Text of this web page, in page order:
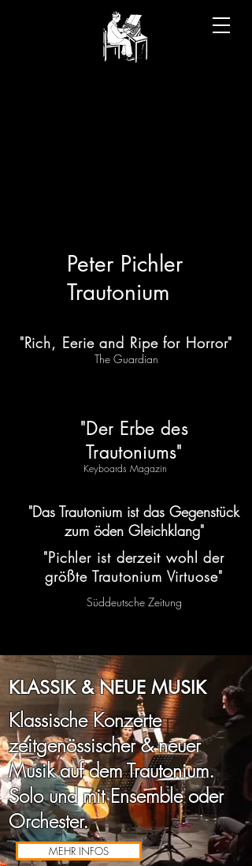
Peter Pichler
Trautonium
"Rich, Eerie and Ripe for Horror"
The Guardian
"Der Erbe des
Trautoniums"
Keyboards Magazin
"Das Trautonium ist das Gegenstück
zum öden Gleichklang"
"Pichler ist derzeit wohl der
größte Trautonium Virtuose"
Süddeutsche Zeitung
KLASSIK & NEUE MUSIK
Klassische Konzerte
zeitgenössischer & neuer
Musik auf dem Trautonium.
Solo und mit Ensemble oder
Orchester.
MEHR INFOS